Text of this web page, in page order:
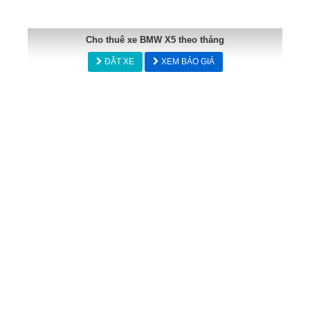
Cho thuê xe BMW X5 theo tháng
ĐẶT XE XEM BÁO GIÁ